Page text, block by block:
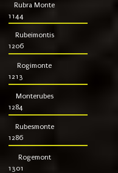
Rubra Monte
1144
Rubeimontis
1206
Rogimonte
1213
Monterubes
1284
Rubesmonte
1286
Rogemont
1301